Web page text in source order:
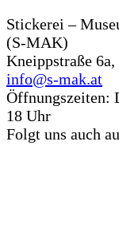
Stickerei –
(S‑MAK)
Kneippstraße
info@s‑mak.at
Öffnungszeiten:
18 Uhr
Folgt uns auch